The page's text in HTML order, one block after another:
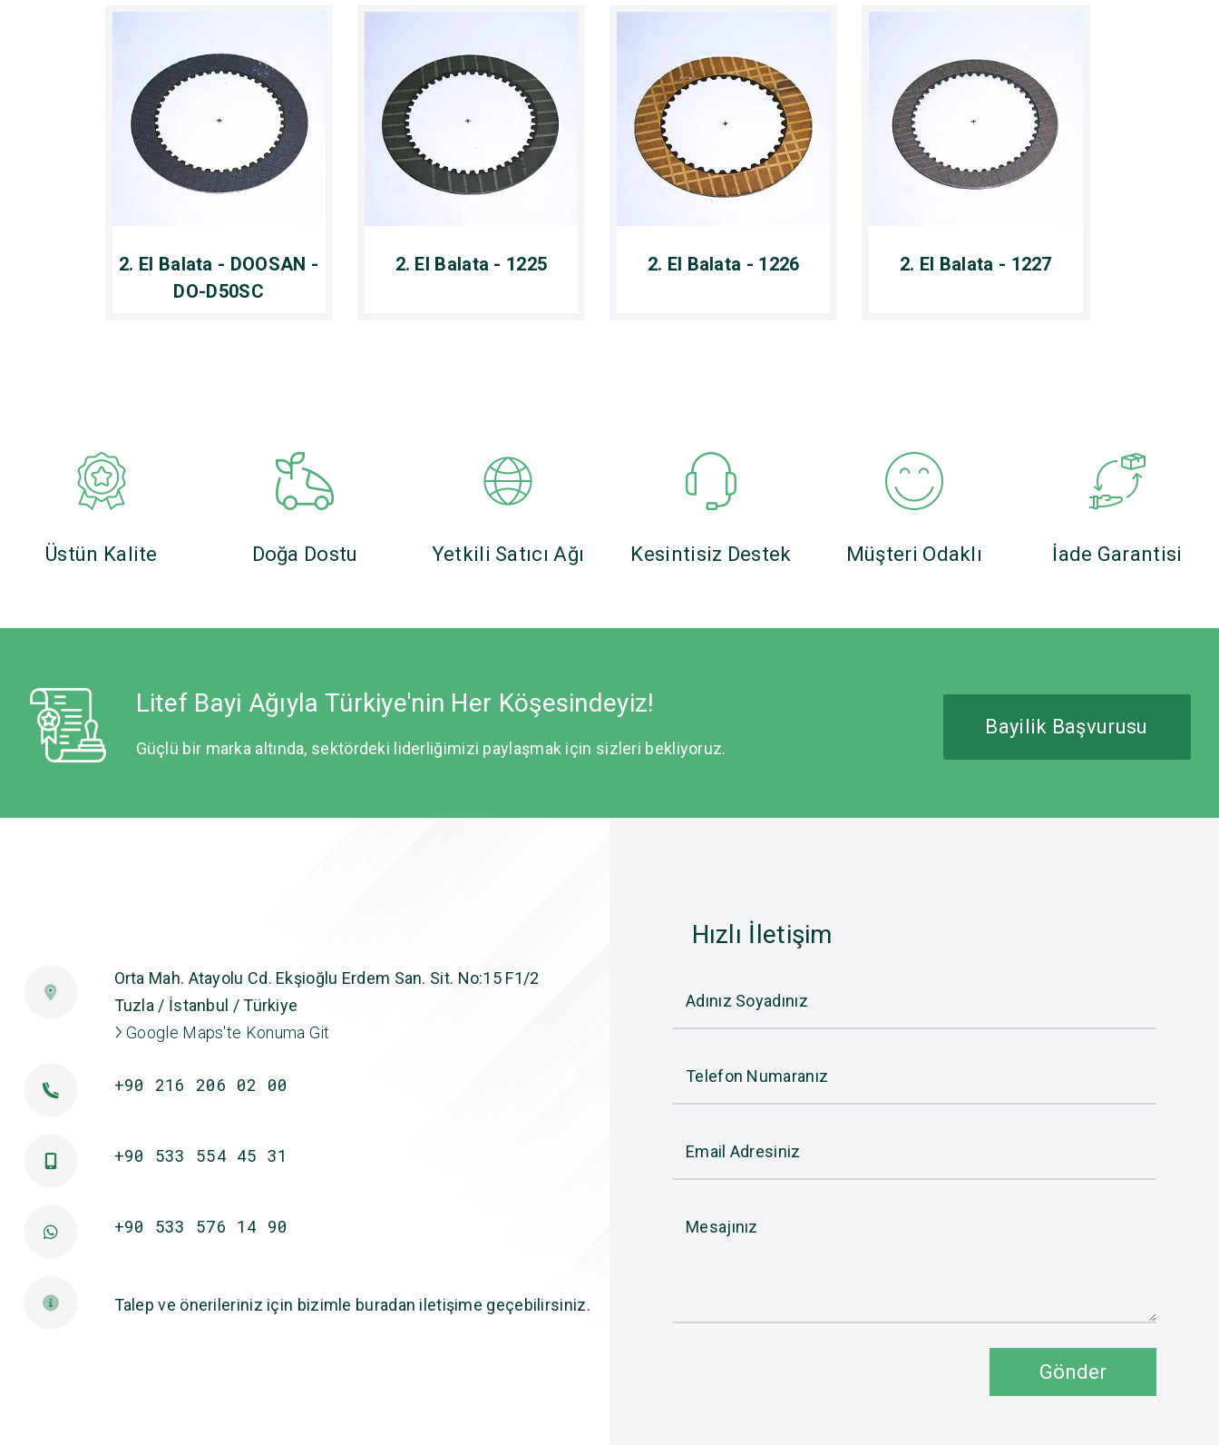
2. El Balata - DOOSAN -
DO-D50SC
2. El Balata - 1225 2. El Balata - 1226 2. El Balata - 1227
Üstün Kalite Doğa Dostu Yetkili Satıcı Ağı Kesintisiz Destek Müşteri Odaklı İade Garantisi
Litef Bayi Ağıyla Türkiye'nin Her Köşesindeyiz!
Güçlü bir marka altında, sektördeki liderliğimizi paylaşmak için sizleri bekliyoruz.
Bayilik Başvurusu
Orta Mah. Atayolu Cd. Ekşioğlu Erdem San. Sit. No:15 F1/2
Tuzla / İstanbul / Türkiye
Google Maps'te Konuma Git
+90 216 206 02 00
+90 533 554 45 31
+90 533 576 14 90
Talep ve önerileriniz için bizimle buradan iletişime geçebilirsiniz.
Hızlı İletişim
Adınız Soyadınız
Telefon Numaranız
Email Adresiniz
Mesajınız
Gönder